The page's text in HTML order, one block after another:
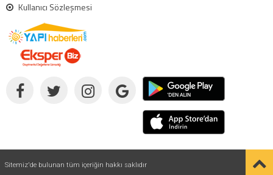
Kullanıcı Sözleşmesi
Sitemiz'de bulunan tüm içeriğin hakkı saklıdır